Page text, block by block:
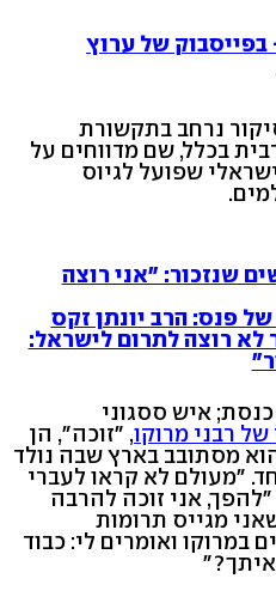
בפייסבוק של ערוץ
נרחב בתקשורת
בכלל, שם מדווחים על
שפועל לגיוס
שנזכור: "אני רוצה
פנס: הרב יונתן זקס
לא רוצה לתרום לישראל:
איש ססגוני
רבני מרוקו, "זוכה", הן
מסתובב בארץ שבה נולד
"מעולם לא קראו לעברי
אני זוכה להרבה
מגייס תרומות
במרוקו ואומרים לי: כבוד